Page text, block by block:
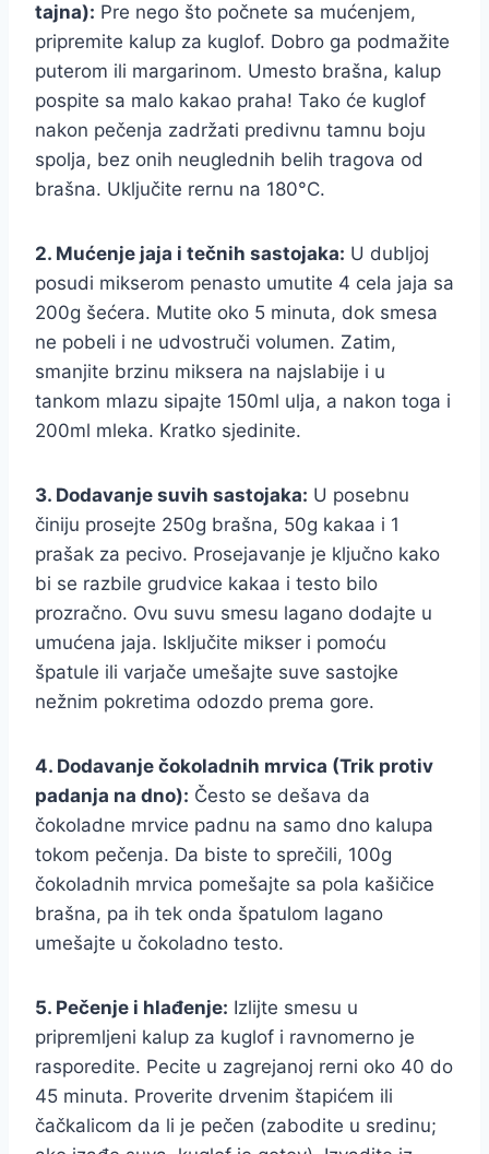
tajna): Pre nego što počnete sa mućenjem,
pripremite kalup za kuglof. Dobro ga podmažite
puterom ili margarinom. Umesto brašna, kalup
pospite sa malo kakao praha! Tako će kuglof
nakon pečenja zadržati predivnu tamnu boju
spolja, bez onih neuglednih belih tragova od
brašna. Uključite rernu na 180°C.
2. Mućenje jaja i tečnih sastojaka: U dubljoj
posudi mikserom penasto umutite 4 cela jaja sa
200g šećera. Mutite oko 5 minuta, dok smesa
ne pobeli i ne udvostruči volumen. Zatim,
smanjite brzinu miksera na najslabije i u
tankom mlazu sipajte 150ml ulja, a nakon toga i
200ml mleka. Kratko sjedinite.
3. Dodavanje suvih sastojaka: U posebnu
činiju prosejte 250g brašna, 50g kakaa i 1
prašak za pecivo. Prosejavanje je ključno kako
bi se razbile grudvice kakaa i testo bilo
prozračno. Ovu suvu smesu lagano dodajte u
umućena jaja. Isključite mikser i pomoću
špatule ili varjače umešajte suve sastojke
nežnim pokretima odozdo prema gore.
4. Dodavanje čokoladnih mrvica (Trik protiv
padanja na dno): Često se dešava da
čokoladne mrvice padnu na samo dno kalupa
tokom pečenja. Da biste to sprečili, 100g
čokoladnih mrvica pomešajte sa pola kašičice
brašna, pa ih tek onda špatulom lagano
umešajte u čokoladno testo.
5. Pečenje i hlađenje: Izlijte smesu u
pripremljeni kalup za kuglof i ravnomerno je
rasporedite. Pecite u zagrejanoj rerni oko 40 do
45 minuta. Proverite drvenim štapićem ili
čačkalicom da li je pečen (zabodite u sredinu;